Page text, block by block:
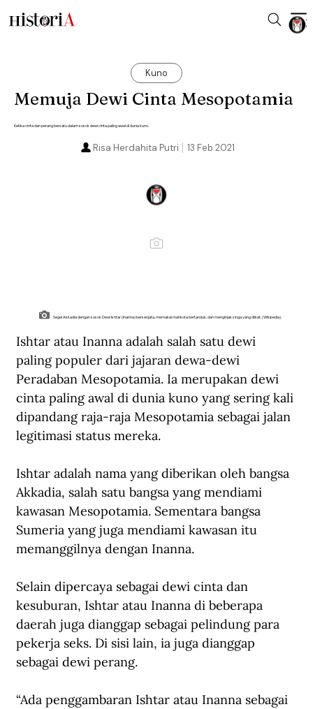
Kuno
Memuja Dewi Cinta Mesopotamia
Ketika cinta dan perang bersatu dalam sosok dewi cinta paling awal di dunia kuno.
13 Feb 2021
Risa Herdahita Putri
Segel Akkadia dengan sosok Dewi Ishtar (Inanna) bersenjata, memakai mahkota bertanduk, dan menginjak singa yang diikat. (Wikipedia).
Ishtar atau Inanna adalah salah satu dewi
paling populer dari jajaran dewa-dewi
Peradaban Mesopotamia. Ia merupakan dewi
cinta paling awal di dunia kuno yang sering kali
dipandang raja-raja Mesopotamia sebagai jalan
legitimasi status mereka.
Ishtar adalah nama yang diberikan oleh bangsa
Akkadia, salah satu bangsa yang mendiami
kawasan Mesopotamia. Sementara bangsa
Sumeria yang juga mendiami kawasan itu
memanggilnya dengan Inanna.
Selain dipercaya sebagai dewi cinta dan
kesuburan, Ishtar atau Inanna di beberapa
daerah juga dianggap sebagai pelindung para
pekerja seks. Di sisi lain, ia juga dianggap
sebagai dewi perang.
“Ada penggambaran Ishtar atau Inanna sebagai